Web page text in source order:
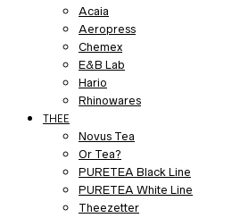
Acaia
Aeropress
Chemex
E&B Lab
Hario
Rhinowares
THEE
Novus Tea
Or Tea?
PURETEA Black Line
PURETEA White Line
Theezetter